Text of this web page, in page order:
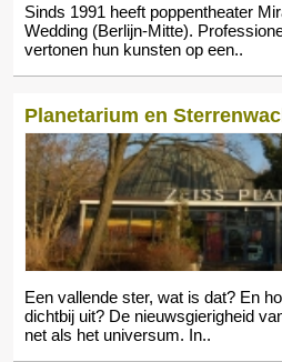
Sinds 1991 heeft poppentheater
Wedding (Berlijn-Mitte).
vertonen hun kunsten op een..
Planetarium en
Een vallende ster, wat is dat? En
dichtbij uit? De nieuwsgierigheid
net als het universum. In..